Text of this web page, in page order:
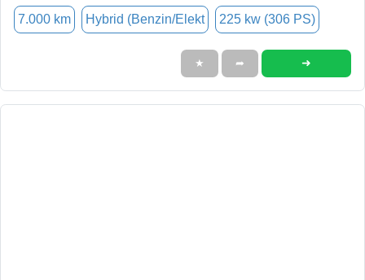
7.000 km Hybrid (Benzin/Elekt 225 kw (306 PS)
★ ➦ ➜